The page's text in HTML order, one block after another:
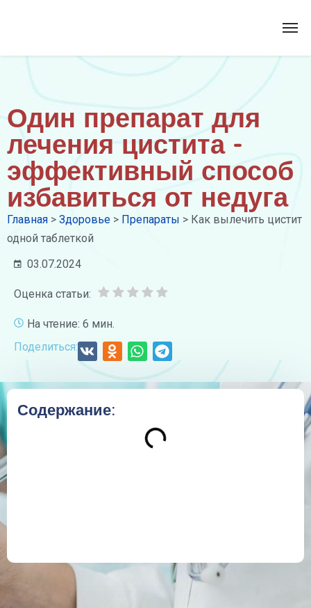
Один препарат для
лечения цистита -
эффективный способ
избавиться от недуга
Главная > Здоровье > Препараты > Как вылечить цистит
одной таблеткой
03.07.2024
Оценка статьи:
На чтение: 6 мин.
Поделиться:
Содержание: